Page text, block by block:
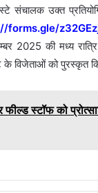
संचालक उक्त
forms.gle/
2025 की मध्य
विजेताओं को पुरस्कृत
स्टॉफ को